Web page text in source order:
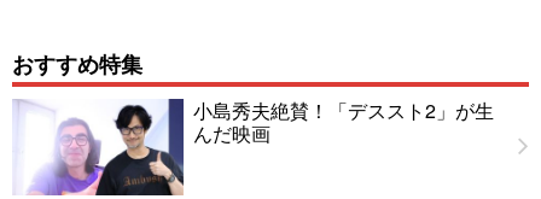
おすすめ特集
小島秀夫絶賛！「デススト2」が生
んだ映画